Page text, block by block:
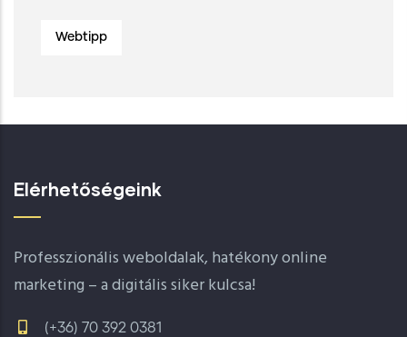
Webtipp
Elérhetőségeink
Professzionális weboldalak, hatékony online
marketing – a digitális siker kulcsa!
(+36) 70 392 0381